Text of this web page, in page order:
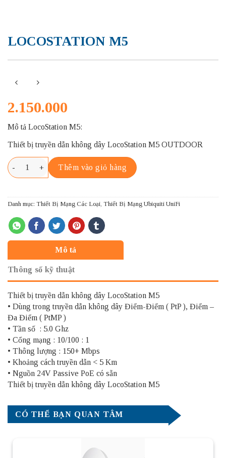
LOCOSTATION M5
2.150.000
Mô tả LocoStation M5:
Thiết bị truyền dẫn không dây LocoStation M5 OUTDOOR
LOCOSTATION M5 số lượng
Thêm vào giỏ hàng
Danh mục: Thiết Bị Mạng Các Loại Thiết Bị Mạng Ubiquiti UniFi
Mô tả
Thông số kỹ thuật
Thiết bị truyền dẫn không dây LocoStation M5
• Dùng trong truyền dẫn không dây Điểm-Điểm ( PtP ), Điểm –
Đa Điểm ( PtMP )
• Tần số : 5.0 Ghz
• Cổng mạng : 10/100 : 1
• Thông lượng : 150+ Mbps
• Khoảng cách truyền dẫn < 5 Km
• Nguồn 24V Passive PoE có sẵn
Thiết bị truyền dẫn không dây LocoStation M5
CÓ THỂ BẠN QUAN TÂM